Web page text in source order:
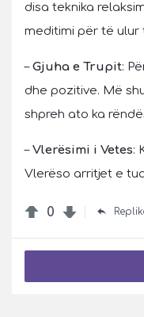
disa teknika
meditimi për të ulur
–Gjuha e Trupit:
dhe pozitive. Më
shpreh ato ka
–Vlerësimi i Vetes:
Vlerëso arritjet e
0